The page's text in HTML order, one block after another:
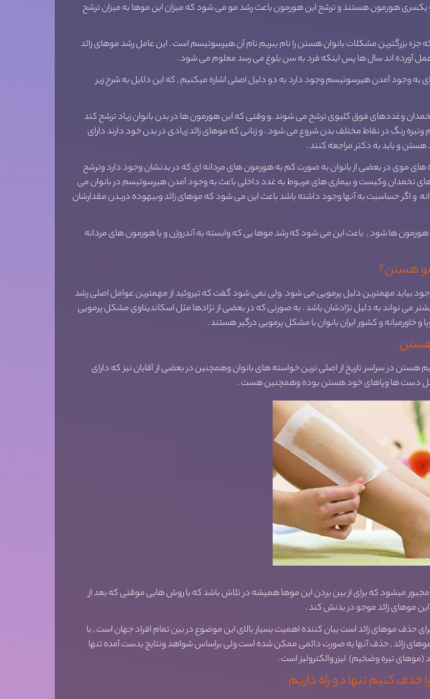
یکسری هورمون هستند و ترشح این هورمون باعث رشد مو می شود که میزان این موها به میزان ترشح
بزرگترین مشکلات بانوان هستن را نام ببریم نام آن هیرسوتیسم است . این عامل رشد موهای زائد
آورده اند سال ها پس اینکه فرد به سن بلوغ می رسد معلوم می شود .
به وجود آمدن هیرسوتیسم وجود دارد به دو دلیل اصلی اشاره میکنیم , که این دلایل به شرح زیر
وغددهای فوق کلیوی ترشح می شوند .و وقتی که این هورمون ها در بدن بانوان زیاد ترشح کند
رنگ در نقاط مختلف بدن شروع می شود . و زنانی که موهای زائد زیادی در بدن خود دارند دارای
و باید به دکتر مراجعه کنند .
موی در بعضی از بانوان به صورت کم به هورمون های مردانه ای که در بدنشان وجود دارد وترشح
تخمدان وکیست و بیماری های مربوط به غدد داخلی باعث به وجود آمدن هیرسوتیسم در بانوان می
و اگر حساسیت به آنها وجود داشته باشد باعث این می شود که موهای زائد وبیهوده دربدن مقدارشان
ها شود , باعث این می شود که رشد موها یی که وابسته به آندروژن و یا هورمون های مردانه
هستن؟
وجود بیاید مهمترین دلیل پرمویی می شود .ولی نمی شود گفت که تیروئید از مهمترین عوامل اصلی رشد
می تواند به دلیل نژادشان باشد . به صورتی که در بعضی از نژادها مثل اسکاندیناوی مشکل پرمویی
خاورمیانه و کشور ایران بانوان با مشکل پرمویی درگیر هستند .
هستن در سراسر تاریخ از اصلی ترین خواسته های بانوان وهمچنین در بعضی از آقایان نیز که دارای
بغل دست ها وپاهای خود هستن بوده وهمچنین هست .
مجبور میشود که برای از بین بردن این موها همیشه در تلاش باشد که با روش هایی موقتی که بعد از
موهای زائد موجو در بدنش کند .
حذف موهای زائد است بیان کننده اهمیت بسیار بالای این موضوع در بین تمام افراد جهان است , با
زائد , حذف آنها به صورت دائمی ممکن شده است ولی براساس شواهد ونتایج بدست آمده تنها
تیره وضخیم) لیزر والکترولیز است .
حذف کنیم تنها دو راه داریم :